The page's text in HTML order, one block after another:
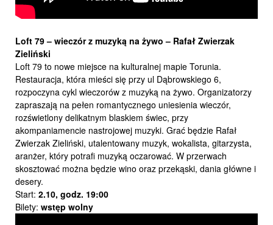
Loft 79 – wieczór z muzyką na żywo – Rafał Zwierzak
Zieliński
Loft 79 to nowe miejsce na kulturalnej mapie Torunia.
Restauracja, która mieści się przy ul Dąbrowskiego 6,
rozpoczyna cykl wieczorów z muzyką na żywo. Organizatorzy
zapraszają na pełen romantycznego uniesienia wieczór,
rozświetlony delikatnym blaskiem świec, przy
akompaniamencie nastrojowej muzyki. Grać będzie Rafał
Zwierzak Zieliński, utalentowany muzyk, wokalista, gitarzysta,
aranżer, który potrafi muzyką oczarować. W przerwach
skosztować można będzie wino oraz przekąski, dania główne i
desery.
Start: 2.10, godz. 19:00
Bilety: wstęp wolny